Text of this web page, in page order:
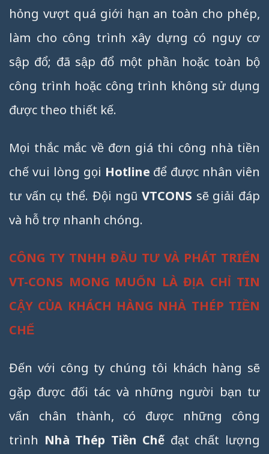
hỏng vượt quá giới hạn an toàn cho phép,
làm cho công trình xây dựng có nguy cơ
sập đổ; đã sập đổ một phần hoặc toàn bộ
công trình hoặc công trình không sử dụng
được theo thiết kế.
Mọi thắc mắc về đơn giá thi công nhà tiền
chế vui lòng gọi Hotline để được nhân viên
tư vấn cụ thể. Đội ngũ VTCONS sẽ giải đáp
và hỗ trợ nhanh chóng.
CÔNG TY TNHH ĐẦU TƯ VÀ PHÁT TRIỂN
VT-CONS MONG MUỐN LÀ ĐỊA CHỈ TIN
CẬY CỦA KHÁCH HÀNG NHÀ THÉP TIỀN
CHẾ
Đến với công ty chúng tôi khách hàng sẽ
gặp được đối tác và những người bạn tư
vấn chân thành, có được những công
trình Nhà Thép Tiền Chế đạt chất lượng